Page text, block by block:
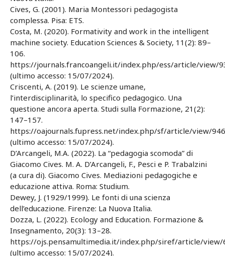
Cives, G. (2001). Maria Montessori pedagogista
complessa. Pisa: ETS.
Costa, M. (2020). Formativity and work in the intelligent
machine society. Education Sciences & Society, 11(2): 89–
106.
https://journals.francoangeli.it/index.php/ess/article/view/
(ultimo accesso: 15/07/2024).
Criscenti, A. (2019). Le scienze umane,
l’interdisciplinarità, lo specifico pedagogico. Una
questione ancora aperta. Studi sulla Formazione, 21(2):
147–157.
https://oajournals.fupress.net/index.php/sf/article/view/
(ultimo accesso: 15/07/2024).
D’Arcangeli, M.A. (2022). La “pedagogia scomoda” di
Giacomo Cives. M. A. D’Arcangeli, F., Pesci e P. Trabalzini
(a cura di). Giacomo Cives. Mediazioni pedagogiche e
educazione attiva. Roma: Studium.
Dewey, J. (1929/1999). Le fonti di una scienza
dell’educazione. Firenze: La Nuova Italia.
Dozza, L. (2022). Ecology and Education. Formazione &
Insegnamento, 20(3): 13–28.
https://ojs.pensamultimedia.it/index.php/siref/article/view/
(ultimo accesso: 15/07/2024).